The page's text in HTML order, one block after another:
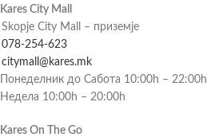
Kares City Mall
Skopje City Mall – приземје
078-254-623
citymall@kares.mk
Понеделник до Сабота 10:00h – 22:00h
Недела 10:00h – 20:00h
Kares On The Go